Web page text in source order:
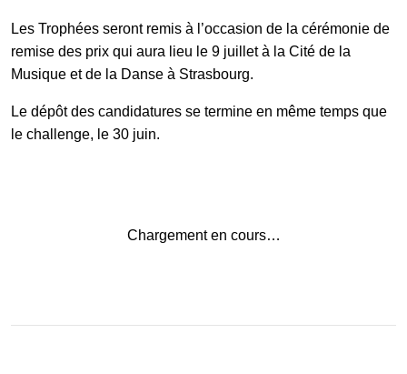
Les Trophées seront remis à l’occasion de la cérémonie de
remise des prix qui aura lieu le 9 juillet à la Cité de la
Musique et de la Danse à Strasbourg.
Le dépôt des candidatures se termine en même temps que
le challenge, le 30 juin.
Chargement en cours…